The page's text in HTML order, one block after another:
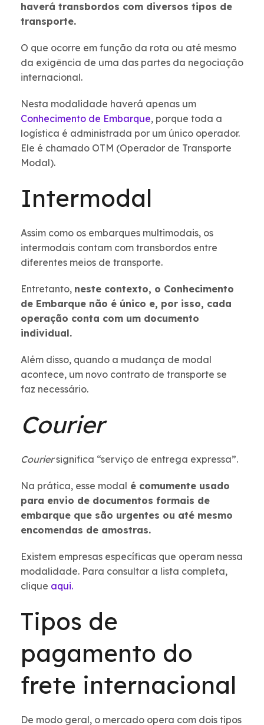
haverá transbordos com diversos tipos de
transporte.
O que ocorre em função da rota ou até mesmo
da exigência de uma das partes da negociação
internacional.
Nesta modalidade haverá apenas um
Conhecimento de Embarque, porque toda a
logística é administrada por um único operador.
Ele é chamado OTM (Operador de Transporte
Modal).
Intermodal
Assim como os embarques multimodais, os
intermodais contam com transbordos entre
diferentes meios de transporte.
Entretanto, neste contexto, o Conhecimento
de Embarque não é único e, por isso, cada
operação conta com um documento
individual.
Além disso, quando a mudança de modal
acontece, um novo contrato de transporte se
faz necessário.
Courier
Couriersignifica “serviço de entrega expressa”.
Na prática, esse modal é comumente usado
para envio de documentos formais de
embarque que são urgentes ou até mesmo
encomendas de amostras.
Existem empresas específicas que operam nessa
modalidade. Para consultar a lista completa,
clique aqui.
Tipos de
pagamento do
frete internacional
De modo geral, o mercado opera com dois tipos